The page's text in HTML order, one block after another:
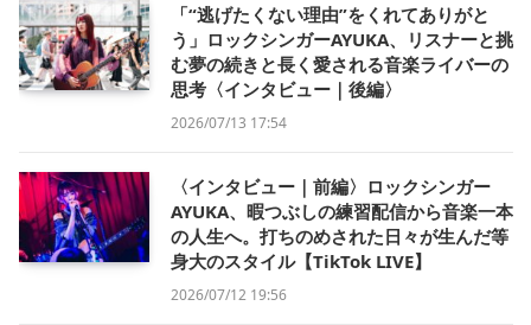
「“逃げたくない理由”をくれてありがと
う」ロックシンガーAYUKA、リスナーと挑
む夢の続きと長く愛される音楽ライバーの
思考〈インタビュー｜後編〉
2026/07/13 17:54
〈インタビュー｜前編〉ロックシンガー
AYUKA、暇つぶしの練習配信から音楽一本
の人生へ。打ちのめされた日々が生んだ等
身大のスタイル【TikTok LIVE】
2026/07/12 19:56